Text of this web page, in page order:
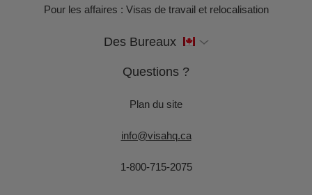
Pour les affaires : Visas de travail et relocalisation
Des Bureaux
Questions ?
Plan du site
info@visahq.ca
1-800-715-2075